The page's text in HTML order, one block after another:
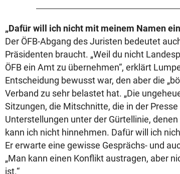
„Dafür will ich nicht mit meinem Namen
Der ÖFB-Abgang des Juristen bedeutet
Präsidenten braucht. „Weil du nicht
ÖFB ein Amt zu übernehmen“, erklärt
Entscheidung bewusst war, den aber die
Verband zu sehr belastet hat. „Die
Sitzungen, die Mitschnitte, die in der
Unterstellungen unter der Gürtellinie,
kann ich nicht hinnehmen. Dafür will ich
Er erwarte eine gewisse Gesprächs- und
„Man kann einen Konflikt austragen, aber
ist.“